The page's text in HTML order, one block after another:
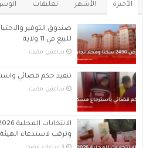
الأخيرة الأشهر تعليقات
للبيع في 11 ولاية
‏ساعتين مضت
تنفيذ حكم قضائي
‏ساعتين مضت
وترقب لاستدعاء الهيئة